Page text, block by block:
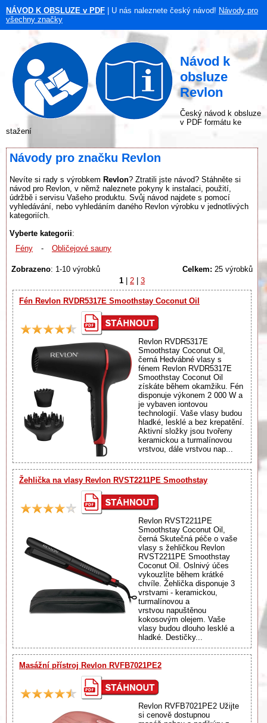
NÁVOD K OBSLUZE v PDF | U nás naleznete český návod! Návody pro
všechny značky
Návod k
obsluze
Revlon
Český návod k obsluze
v PDF formátu ke
stažení
Návody pro značku Revlon
Nevíte si rady s výrobkem Revlon? Ztratili jste návod? Stáhněte si
návod pro Revlon, v němž naleznete pokyny k instalaci, použití,
údržbě i servisu Vašeho produktu. Svůj návod najdete s pomocí
vyhledávání, nebo vyhledáním daného Revlon výrobku v jednotlivých
kategoriích.
Vyberte kategorii:
Fény
- Obličejové sauny
Zobrazeno: 1-10 výrobků Celkem: 25 výrobků
1 | 2 | 3
Fén Revlon RVDR5317E Smoothstay Coconut Oil
Revlon RVDR5317E
Smoothstay Coconut Oil,
černá Hedvábné vlasy s
fénem Revlon RVDR5317E
Smoothstay Coconut Oil
získáte během okamžiku. Fén
disponuje výkonem 2 000 W a
je vybaven iontovou
technologií. Vaše vlasy budou
hladké, lesklé a bez krepatění.
Aktivní složky jsou tvořeny
keramickou a turmalínovou
vrstvou, dále vrstvou nap...
Žehlička na vlasy Revlon RVST2211PE Smoothstay
Revlon RVST2211PE
Smoothstay Coconut Oil,
černá Skutečná péče o vaše
vlasy s žehličkou Revlon
RVST2211PE Smoothstay
Coconut Oil. Oslnivý účes
vykouzlíte během krátké
chvíle. Žehlička disponuje 3
vrstvami - keramickou,
turmalínovou a
vrstvou napuštěnou
kokosovým olejem. Vaše
vlasy budou dlouho lesklé a
hladké. Destičky...
Masážní přístroj Revlon RVFB7021PE2
Revlon RVFB7021PE2 Užijte
si cenově dostupnou